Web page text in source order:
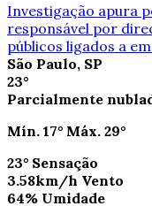
Investigação apura
responsável por
públicos ligados a
São Paulo, SP
23°
Parcialmente
Mín. 17° Máx. 29°
23° Sensação
3.58km/h Vento
64% Umidade